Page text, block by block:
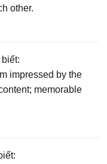
other.
impressed by the
memorable